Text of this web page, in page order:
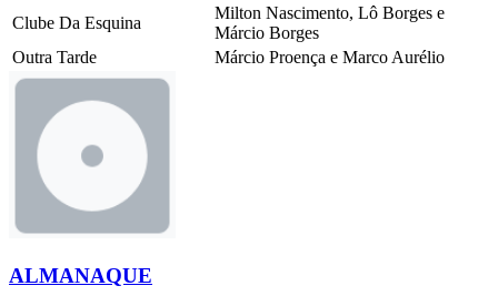
Clube Da Esquina
Milton Nascimento, Lô Borges e
Márcio Borges
Outra Tarde
Márcio Proença e Marco Aurélio
ALMANAQUE